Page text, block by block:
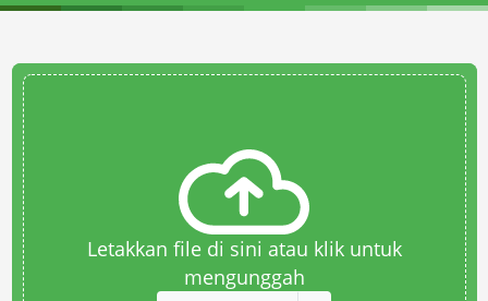
Letakkan file di sini atau klik untuk
mengunggah